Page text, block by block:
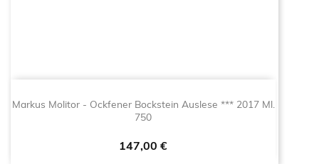
Markus Molitor - Ockfener Bockstein Auslese *** 2017 Ml.
750
Prezzo
147,00 €